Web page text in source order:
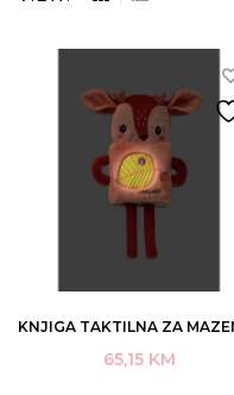
65,15 KM